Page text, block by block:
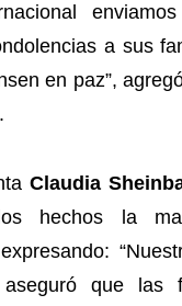
a sus
en paz”,
Claudia
hechos la
aseguró que las